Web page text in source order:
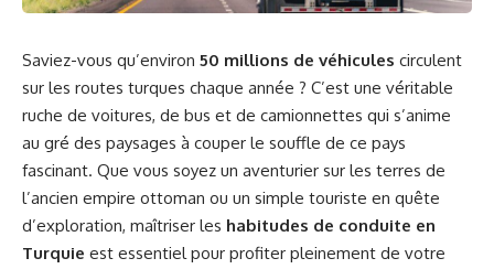
Saviez-vous qu’environ 50 millions de véhicules circulent
sur les routes turques chaque année ? C’est une véritable
ruche de voitures, de bus et de camionnettes qui s’anime
au gré des paysages à couper le souffle de ce pays
fascinant. Que vous soyez un aventurier sur les terres de
l’ancien empire ottoman ou un simple touriste en quête
d’exploration, maîtriser les habitudes de conduite en
Turquie est essentiel pour profiter pleinement de votre